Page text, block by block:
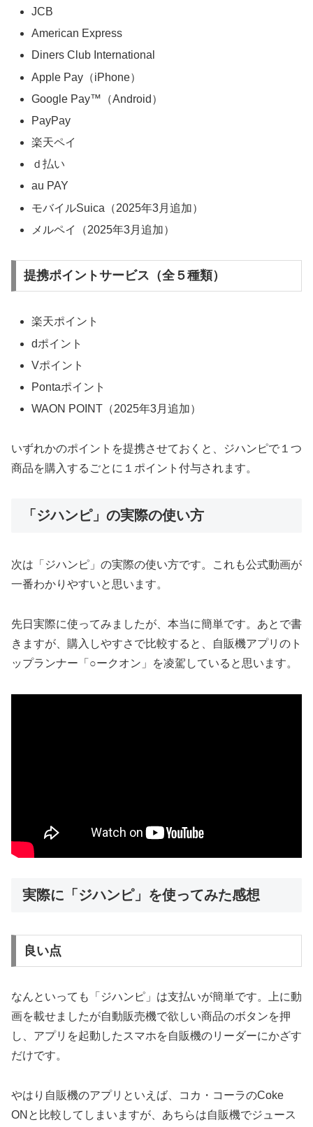
JCB
American Express
Diners Club International
Apple Pay（iPhone）
Google Pay™（Android）
PayPay
楽天ペイ
ｄ払い
au PAY
モバイルSuica（2025年3月追加）
メルペイ（2025年3月追加）
提携ポイントサービス（全５種類）
楽天ポイント
dポイント
Vポイント
Pontaポイント
WAON POINT（2025年3月追加）
いずれかのポイントを提携させておくと、ジハンピで１つ
商品を購入するごとに１ポイント付与されます。
「ジハンピ」の実際の使い方
次は「ジハンピ」の実際の使い方です。これも公式動画が
一番わかりやすいと思います。
先日実際に使ってみましたが、本当に簡単です。あとで書
きますが、購入しやすさで比較すると、自販機アプリのト
ップランナー「○ークオン」を凌駕していると思います。
実際に「ジハンピ」を使ってみた感想
良い点
なんといっても「ジハンピ」は支払いが簡単です。上に動
画を載せましたが自動販売機で欲しい商品のボタンを押
し、アプリを起動したスマホを自販機のリーダーにかざす
だけです。
やはり自販機のアプリといえば、コカ・コーラのCoke
ONと比較してしまいますが、あちらは自販機でジュース